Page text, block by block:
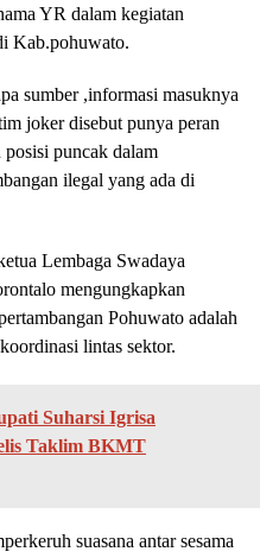
YR dalam kegiatan
Kab.pohuwato.
sumber ,informasi masuknya
joker disebut punya peran
puncak dalam
ilegal yang ada di
Lembaga Swadaya
mengungkapkan
Pohuwato adalah
lintas sektor.
Suharsi Igrisa
Taklim BKMT
suasana antar sesama